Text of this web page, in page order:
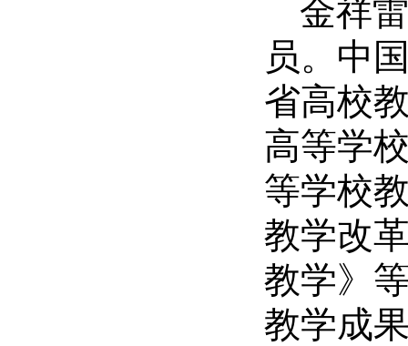
金祥
员。中
省高校
高等学
等学校
教学改
教学》
教学成